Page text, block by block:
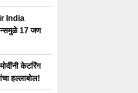
India
17 जण
केटरिंग
हल्लाबोल!